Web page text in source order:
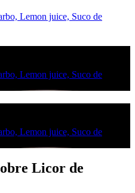
Lemon juice, Suco de
Lemon juice, Suco de
Lemon juice, Suco de
Licor de